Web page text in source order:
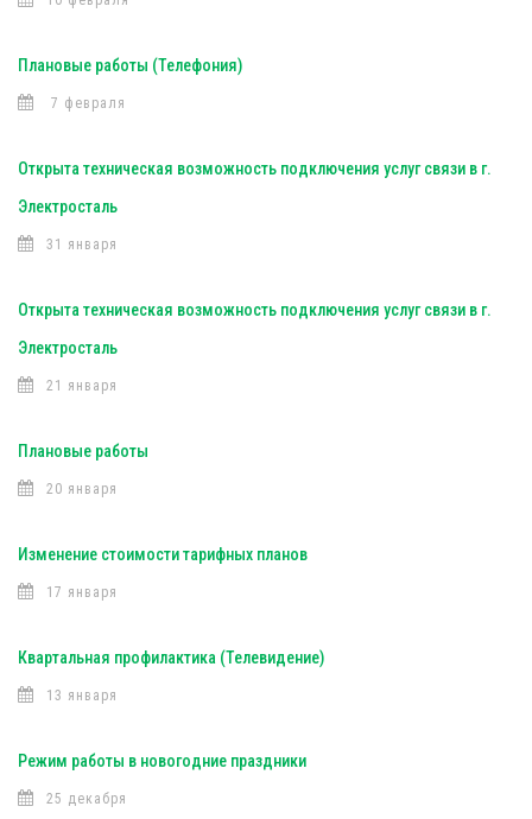
Плановые работы (Телефония)
7 февраля
Открыта техническая возможность подключения услуг связи в г.
Электросталь
31 января
Открыта техническая возможность подключения услуг связи в г.
Электросталь
21 января
Плановые работы
20 января
Изменение стоимости тарифных планов
17 января
Квартальная профилактика (Телевидение)
13 января
Режим работы в новогодние праздники
25 декабря